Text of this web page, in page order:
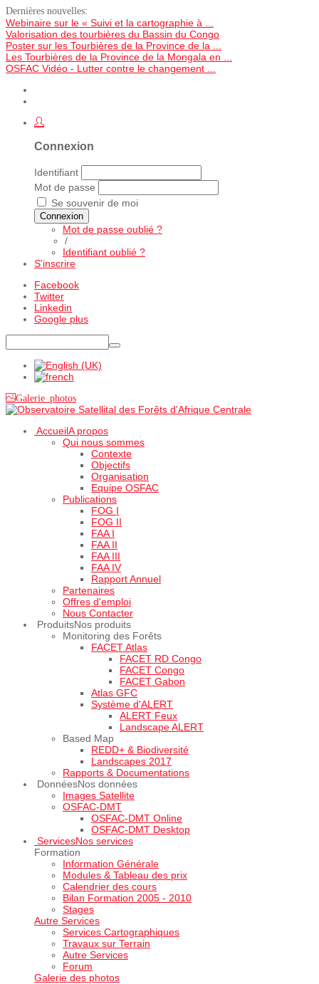
Dernières nouvelles:
Webinaire sur le « Suivi et la cartographie à ...
Valorisation des tourbières du Bassin du Congo
Poster sur les Tourbières de la Province de la ...
Les Tourbières de la Province de la Mongala en ...
OSFAC Vidéo - Lutter contre le changement ...
Connexion
Identifiant
Mot de passe
Se souvenir de moi
Connexion
Mot de passe oublié ?
/
Identifiant oublié ?
S'inscrire
Facebook
Twitter
Linkedin
Google plus
Galerie photos
AccueilA propos
Qui nous sommes
Contexte
Objectifs
Organisation
Equipe OSFAC
Publications
FOG I
FOG II
FAA I
FAA II
FAA III
FAA IV
Rapport Annuel
Partenaires
Offres d'emploi
Nous Contacter
ProduitsNos produits
Monitoring des Forêts
FACET Atlas
FACET RD Congo
FACET Congo
FACET Gabon
Atlas GFC
Système d'ALERT
ALERT Feux
Landscape ALERT
Based Map
REDD+ & Biodiversité
Landscapes 2017
Rapports & Documentations
DonnéesNos données
Images Satellite
OSFAC-DMT
OSFAC-DMT Online
OSFAC-DMT Desktop
ServicesNos services
Formation
Information Générale
Modules & Tableau des prix
Calendrier des cours
Bilan Formation 2005 - 2010
Stages
Autre Services
Services Cartographiques
Travaux sur Terrain
Autre Services
Forum
Galerie des photos